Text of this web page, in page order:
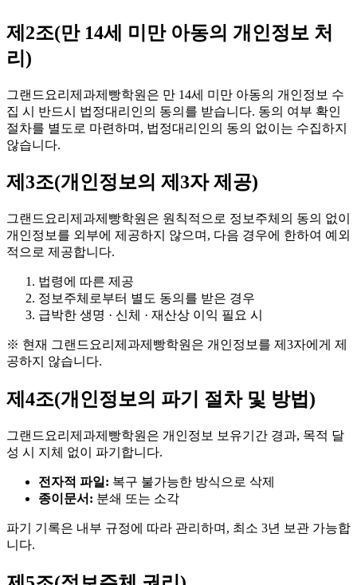
제2조(만 14세 미만 아동의 개인정보 처
리)
그랜드요리제과제빵학원은 만 14세 미만 아동의 개인정보 수
집 시 반드시 법정대리인의 동의를 받습니다. 동의 여부 확인
절차를 별도로 마련하며, 법정대리인의 동의 없이는 수집하지
않습니다.
제3조(개인정보의 제3자 제공)
그랜드요리제과제빵학원은 원칙적으로 정보주체의 동의 없이
개인정보를 외부에 제공하지 않으며, 다음 경우에 한하여 예외
적으로 제공합니다.
법령에 따른 제공
정보주체로부터 별도 동의를 받은 경우
급박한 생명 · 신체 · 재산상 이익 필요 시
※ 현재 그랜드요리제과제빵학원은 개인정보를 제3자에게 제
공하지 않습니다.
제4조(개인정보의 파기 절차 및 방법)
그랜드요리제과제빵학원은 개인정보 보유기간 경과, 목적 달
성 시 지체 없이 파기합니다.
전자적 파일: 복구 불가능한 방식으로 삭제
종이문서: 분쇄 또는 소각
파기 기록은 내부 규정에 따라 관리하며, 최소 3년 보관 가능합
니다.